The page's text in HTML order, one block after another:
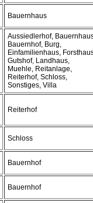
Bauernhaus
Aussiedlerhof,
Bauernhof, Burg,
Einfamilienhaus,
Gutshof, Landhaus,
Muehle, Reitanlage,
Reiterhof, Schloss,
Sonstiges, Villa
Reiterhof
Schloss
Bauernhof
Bauernhof